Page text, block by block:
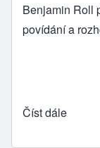
Benjamin Roll
povídání a
Číst dále